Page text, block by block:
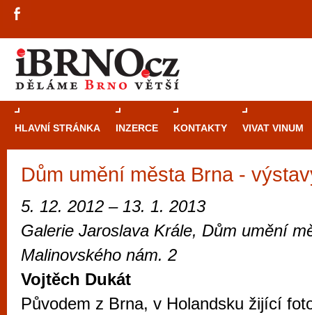
HLAVNÍ STRÁNKA INZERCE KONTAKTY VIVAT VINUM
Dům umění města Brna -
5. 12. 2012 – 13. 1. 2013
Galerie Jaroslava Krále, Dům umění
Malinovského nám. 2
Vojtěch Dukát
Původem z Brna, v Holandsku žijící
Průvodce
Brně: Od
automaty
Mimo jiné je ale také místem, kde si